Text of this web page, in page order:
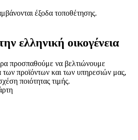
έξοδα τοποθέτησης.
ελληνική οικογένεια
προσπαθούμε να βελτιώνουμε
των προϊόντων και των υπηρεσιών μας,
ποιότητας τιμής.